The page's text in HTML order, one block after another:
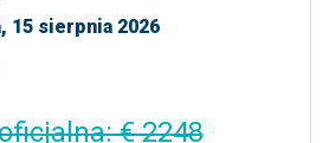
15 sierpnia 2026
€ 2248